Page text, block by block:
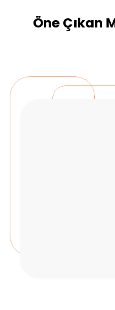
Öne Çıkan